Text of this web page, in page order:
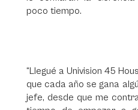
poco tiempo.
“Llegué a Univision 45
que cada año se gana
jefe, desde que me